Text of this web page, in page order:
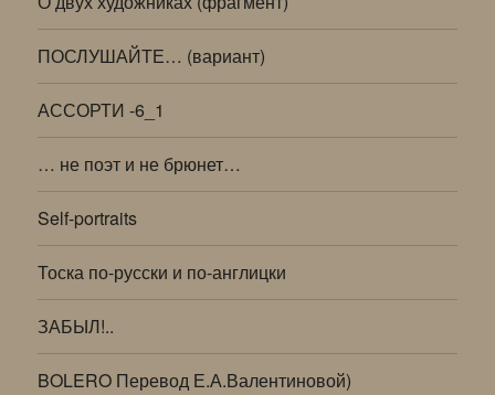
ПОСЛУШАЙТЕ… (вариант)
АССОРТИ -6_1
… не поэт и не брюнет…
Self-portraits
Тоска по-русски и по-англицки
ЗАБЫЛ!..
BOLERO Перевод Е.А.Валентиновой)